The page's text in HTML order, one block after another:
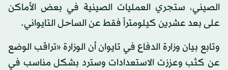
الصيني، ستجري العمليات الصينية في بعض الأماكن
على بعد عشرين كيلومتراً فقط عن الساحل التايواني.
وتابع بيان وزارة الدفاع في تايوان أن الوزارة «تراقب الوضع
عن كثب وعززت الاستعدادات وسترد بشكل مناسب في